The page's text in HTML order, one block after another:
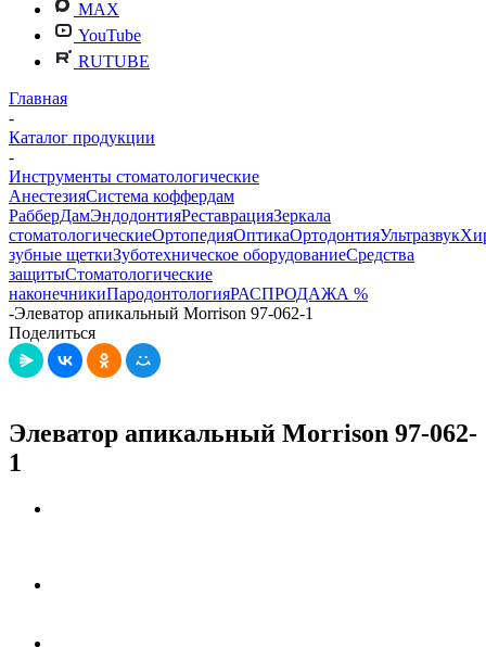
MAX
YouTube
RUTUBE
Главная
-
Каталог продукции
-
Инструменты стоматологические
АнестезияСистема коффердам
РабберДамЭндодонтияРеставрацияЗеркала
стоматологическиеОртопедияОптикаОртодонтияУльтразвук
зубные щеткиЗуботехническое оборудованиеСредства
защитыСтоматологические
наконечникиПародонтологияРАСПРОДАЖА %
-Элеватор апикальный Morrison 97-062-1
Поделиться
Элеватор апикальный Morrison 97-062-
1